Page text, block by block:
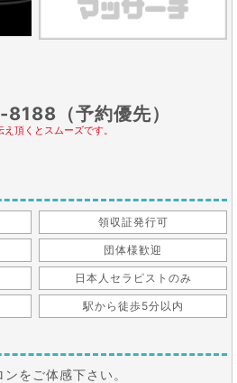
（予約優先）
頂くとスムーズです。
領収証発行可
団体様歓迎
日本人セラピストのみ
駅から徒歩5分以内
をご体感下さい。